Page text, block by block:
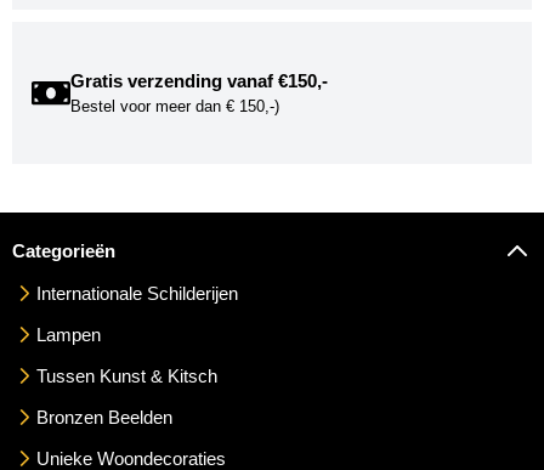
Gratis verzending vanaf €150,-
Bestel voor meer dan € 150,-)
Categorieën
Internationale Schilderijen
Lampen
Tussen Kunst & Kitsch
Bronzen Beelden
Unieke Woondecoraties